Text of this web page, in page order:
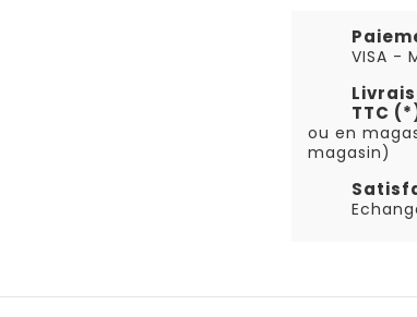
VISA -
TTC
ou en
magasin)